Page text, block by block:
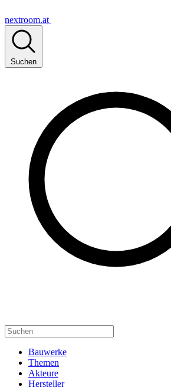
nextroom.at
Suchen
Bauwerke
Themen
Akteure
Hersteller